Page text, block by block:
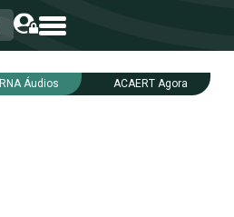
RNA Áudios ACAERT Agora